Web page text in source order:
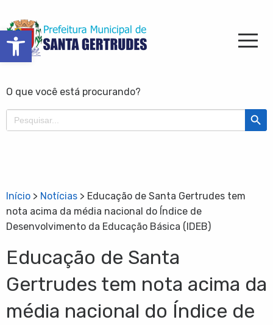
Barra de Ferramentas Aberta
O que você está procurando?
Search
for:
Search
Início > Notícias > Educação de Santa Gertrudes tem
nota acima da média nacional do Índice de
Desenvolvimento da Educação Básica (IDEB)
Educação de Santa
Gertrudes tem nota acima da
média nacional do Índice de